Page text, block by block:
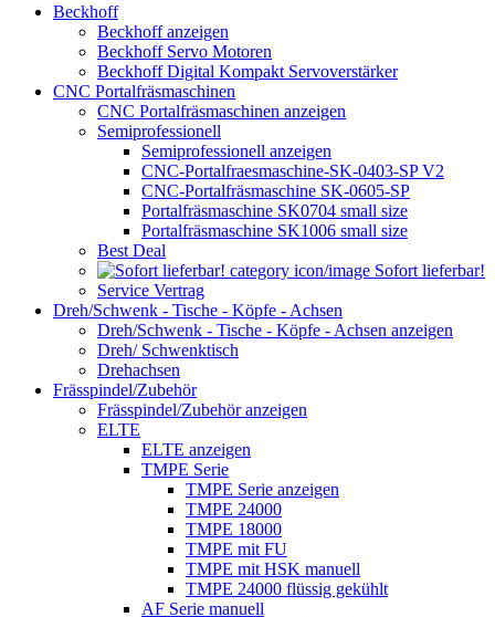
Beckhoff
Beckhoff anzeigen
Beckhoff Servo Motoren
Beckhoff Digital Kompakt Servoverstärker
CNC Portalfräsmaschinen
CNC Portalfräsmaschinen anzeigen
Semiprofessionell
Semiprofessionell anzeigen
CNC-Portalfraesmaschine-SK-0403-SP V2
CNC-Portalfräsmaschine SK-0605-SP
Portalfräsmaschine SK0704 small size
Portalfräsmaschine SK1006 small size
Best Deal
Sofort lieferbar!
Service Vertrag
Dreh/Schwenk - Tische - Köpfe - Achsen
Dreh/Schwenk - Tische - Köpfe - Achsen anzeigen
Dreh/ Schwenktisch
Drehachsen
Frässpindel/Zubehör
Frässpindel/Zubehör anzeigen
ELTE
ELTE anzeigen
TMPE Serie
TMPE Serie anzeigen
TMPE 24000
TMPE 18000
TMPE mit FU
TMPE mit HSK manuell
TMPE 24000 flüssig gekühlt
AF Serie manuell